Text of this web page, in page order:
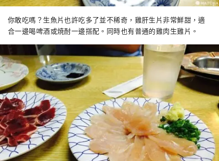
你敢吃嗎？生魚片也許吃多了並不稀奇，雞肝生片非常鮮甜，適
合一邊喝啤酒或焼酎一邊搭配。同時也有普通的雞肉生雞片。